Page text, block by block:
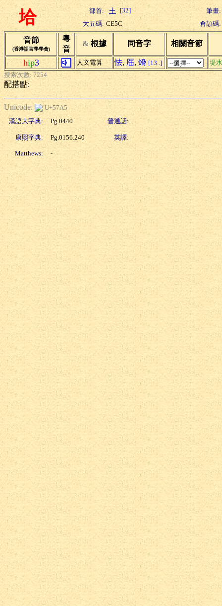
垥 部首: [32]
筆畫:
大五碼: CE5C 倉頡碼:
音節
(香港語言學學會)
粵
音
& 根據 同音字 相關音節
hip3 人文電算 怯, 厒, 熁 [13..]
堤水
搜索次數: 7254
配搭點:
Unicode:
U+57A5
漢語大字典:
Pg.0440 普通話:
康熙字典: Pg.0156.240 英譯:
Matthews: -